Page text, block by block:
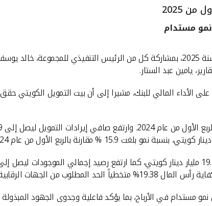
2025
مستدام
عقد بيت التمويل الكويتي المؤتمر التحليلي لأداء ونتائج المجموعة للربع الأول من سنة 2025،
يامين عبد الستار.
مستدام في الأرباح، بما يؤكد فاعلية وجدوى الجهود